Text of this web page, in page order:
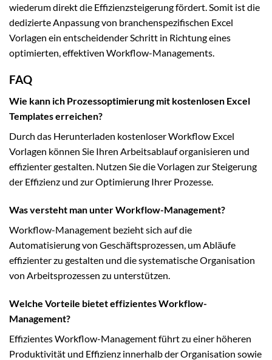
wiederum direkt die Effizienzsteigerung fördert. Somit ist die
dedizierte Anpassung von branchenspezifischen Excel
Vorlagen ein entscheidender Schritt in Richtung eines
optimierten, effektiven Workflow-Managements.
FAQ
Wie kann ich Prozessoptimierung mit kostenlosen Excel
Templates erreichen?
Durch das Herunterladen kostenloser Workflow Excel
Vorlagen können Sie Ihren Arbeitsablauf organisieren und
effizienter gestalten. Nutzen Sie die Vorlagen zur Steigerung
der Effizienz und zur Optimierung Ihrer Prozesse.
Was versteht man unter Workflow-Management?
Workflow-Management bezieht sich auf die
Automatisierung von Geschäftsprozessen, um Abläufe
effizienter zu gestalten und die systematische Organisation
von Arbeitsprozessen zu unterstützen.
Welche Vorteile bietet effizientes Workflow-
Management?
Effizientes Workflow-Management führt zu einer höheren
Produktivität und Effizienz innerhalb der Organisation sowie